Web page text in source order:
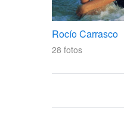
Rocío Carrasco
28 fotos